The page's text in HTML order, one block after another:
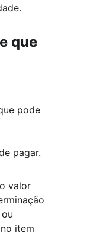
que
pode
pagar.
valor
item